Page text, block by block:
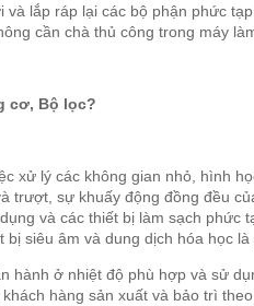
lắp ráp lại các bộ phận phức tạp.
cần chà thủ công trong máy
cơ, Bộ lọc?
xử lý các không gian nhỏ, hình
sự khuấy động đồng đều
và các thiết bị làm sạch phức
siêu âm và dung dịch hóa học
ở nhiệt độ phù hợp và sử
hàng sản xuất và bảo trì